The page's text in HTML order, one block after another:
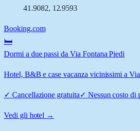
41.9082, 12.9593
Booking.com
🛏️
Dormi a due passi da Via Fontana Piedi
Hotel, B&B e case vacanza vicinissimi a
✓ Cancellazione gratuita✓ Nessun costo di
Vedi gli hotel →